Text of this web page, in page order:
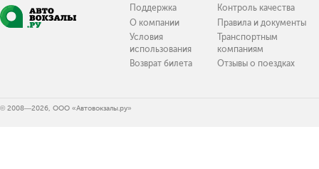
Поддержка
О компании
Условия
использования
Возврат билета
Контроль качества
Правила и документы
Транспортным
компаниям
Отзывы о поездках
© 2008—2026, ООО «Автовокзалы.ру»